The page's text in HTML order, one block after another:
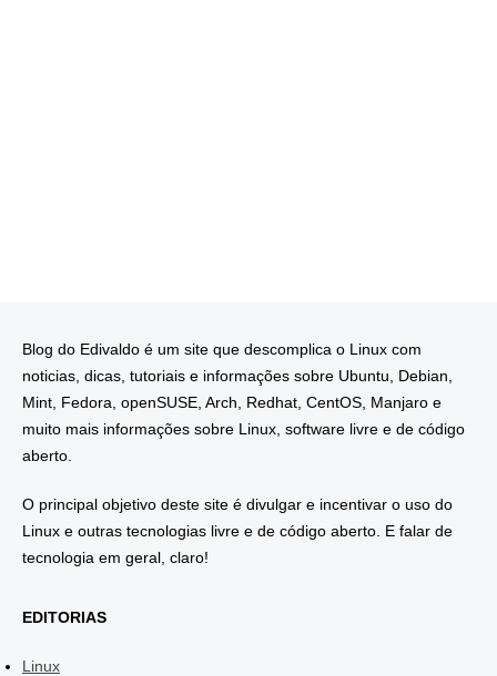
Blog do Edivaldo é um site que descomplica o Linux com
noticias, dicas, tutoriais e informações sobre Ubuntu, Debian,
Mint, Fedora, openSUSE, Arch, Redhat, CentOS, Manjaro e
muito mais informações sobre Linux, software livre e de código
aberto.
O principal objetivo deste site é divulgar e incentivar o uso do
Linux e outras tecnologias livre e de código aberto. E falar de
tecnologia em geral, claro!
EDITORIAS
Linux